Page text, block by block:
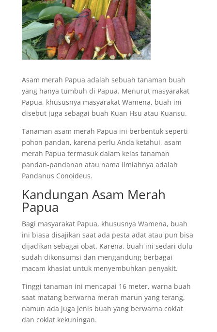
Asam merah Papua adalah sebuah tanaman buah
yang hanya tumbuh di Papua. Menurut masyarakat
Papua, khususnya masyarakat Wamena, buah ini
disebut juga sebagai buah Kuan Hsu atau Kuansu.
Tanaman asam merah Papua ini berbentuk seperti
pohon pandan, karena perlu Anda ketahui, asam
merah Papua termasuk dalam kelas tanaman
pandan-pandanan atau nama ilmiahnya adalah
Pandanus Conoideus.
Kandungan Asam Merah
Papua
Bagi masyarakat Papua, khususnya Wamena, buah
ini biasa disajikan saat ada pesta adat atau pun bisa
dijadikan sebagai obat. Karena, buah ini sedari dulu
sudah dikonsumsi dan mengandung berbagai
macam khasiat untuk menyembuhkan penyakit.
Tinggi tanaman ini mencapai 16 meter, warna buah
saat matang berwarna merah marun yang terang,
namun ada juga jenis buah yang berwarna coklat
dan coklat kekuningan.